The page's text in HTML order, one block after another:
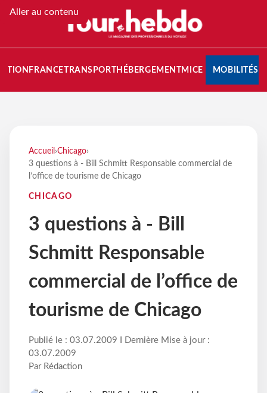
Aller au contenu
FRANCETRANSPORT HÉBERGEMENTMICE MOBILITÉS
Accueil ›Chicago›
3 questions à - Bill Schmitt Responsable commercial de
l’office de tourisme de Chicago
CHICAGO
3 questions à - Bill
Schmitt Responsable
commercial de l’office de
tourisme de Chicago
Publié le : 03.07.2009 I Dernière Mise à jour :
03.07.2009
Par Rédaction